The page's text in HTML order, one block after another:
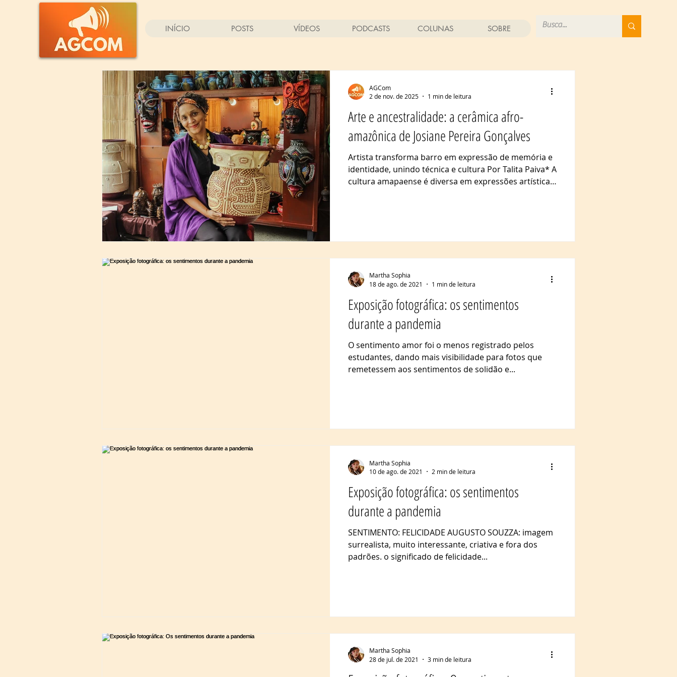
INÍCIO POSTS VÍDEOS PODCASTS COLUNAS SOBRE
Arte e ancestralidade: a cerâmica afro-
amazônica de Josiane Pereira Gonçalves
Artista transforma barro em expressão de memória e
identidade, unindo técnica e cultura Por Talita Paiva* A
cultura amapaense é diversa em expressões artísticas.
após a perda da mãe em 2021. “Todo dia eu acordava
AGCom
2 de nov. de 2025
1 min de leitura
Exposição fotográfica: os sentimentos
durante a pandemia
O sentimento amor foi o menos registrado pelos
estudantes, dando mais visibilidade para fotos que
remetessem aos sentimentos de solidão e...
Martha Sophia
18 de ago. de 2021
1 min de leitura
Exposição fotográfica: os sentimentos
durante a pandemia
SENTIMENTO: FELICIDADE AUGUSTO SOUZZA: imagem
surrealista, muito interessante, criativa e fora dos
padrões. o significado de felicidade...
Martha Sophia
10 de ago. de 2021
2 min de leitura
Martha Sophia
28 de jul. de 2021
3 min de leitura